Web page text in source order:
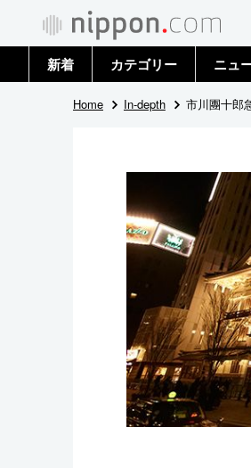
新着 カテゴリー
政治・外交
社会
科学・技術
暮らし
スポーツ・東京2020
ニュ
トッ
Home In-depth 市川團十郎